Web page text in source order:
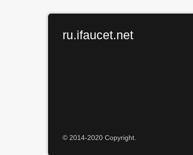
ru.ifaucet.net
© 2014-2020 Copyright.